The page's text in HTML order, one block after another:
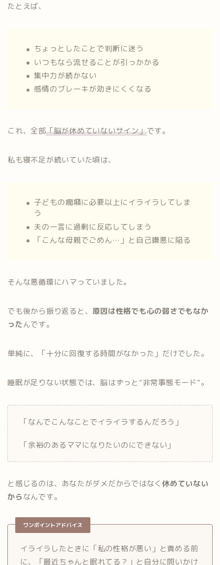
たとえば、
ちょっとしたことで判断に迷う
いつもなら流せることが引っかかる
集中力が続かない
感情のブレーキが効きにくくなる
これ、全部「脳が休めていないサイン」です。
私も寝不足が続いていた頃は、
子どもの癇癪に必要以上にイライラしてしま
う
夫の一言に過剰に反応してしまう
「こんな母親でごめん…」と自己嫌悪に陥る
そんな悪循環にハマっていました。
でも後から振り返ると、 原因は性格でも心の弱さでもなか
ったんです。
単純に、「十分に回復する時間がなかった」だけでした。
睡眠が足りない状態では、脳はずっと“非常事態モード”。
「なんでこんなことでイライラするんだろう」
「余裕のあるママになりたいのにできない」
と感じるのは、あなたがダメだからではなく休めていない
からなんです。
ワンポイントアドバイス
イライラしたときに「私の性格が悪い」と責める前
に、「最近ちゃんと眠れてる？」と自分に問いかけ